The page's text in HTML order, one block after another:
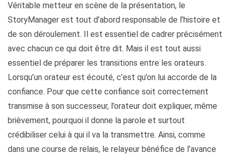
Véritable metteur en scène de la présentation, le
StoryManager est tout d’abord responsable de l’histoire et
de son déroulement. Il est essentiel de cadrer précisément
avec chacun ce qui doit être dit. Mais il est tout aussi
essentiel de préparer les transitions entre les orateurs.
Lorsqu’un orateur est écouté, c’est qu’on lui accorde de la
confiance. Pour que cette confiance soit correctement
transmise à son successeur, l’orateur doit expliquer, même
brièvement, pourquoi il donne la parole et surtout
crédibiliser celui à qui il va la transmettre. Ainsi, comme
dans une course de relais, le relayeur bénéfice de l’avance